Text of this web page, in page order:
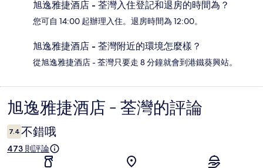
旭逸雅捷酒店 - 荃灣入住登記和退房的時間為？
您可自 14:00 起辦理入住。退房時間為 12:00。
旭逸雅捷酒店 - 荃灣附近的環境怎麼樣？
從旭逸雅捷酒店 - 荃灣只要走 8 分鐘就會到港鐵葵興站。
評
論
旭逸雅捷酒店 - 荃灣的評論
7.4 不錯哦
473 則評論